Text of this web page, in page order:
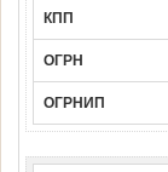
КПП
ОГРН
ОГРНИП